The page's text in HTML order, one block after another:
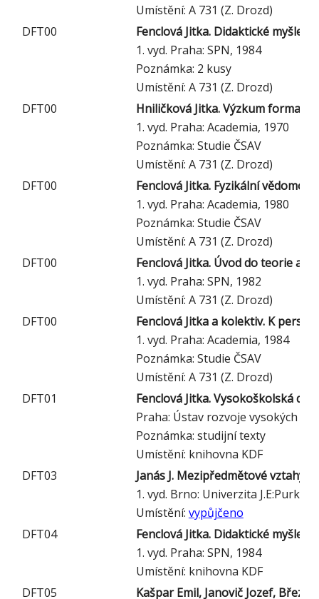
Umístění: A 731 (Z. Drozd)
DFT00
Fenclová Jitka. Didaktické
1. vyd. Praha: SPN, 1984
Poznámka: 2 kusy
Umístění: A 731 (Z. Drozd)
DFT00
Hniličková Jitka. Výzkum
1. vyd. Praha: Academia, 1970
Poznámka: Studie ČSAV
Umístění: A 731 (Z. Drozd)
DFT00
Fenclová Jitka. Fyzikální
1. vyd. Praha: Academia, 1980
Poznámka: Studie ČSAV
Umístění: A 731 (Z. Drozd)
DFT00
Fenclová Jitka. Úvod do teorie a
1. vyd. Praha: SPN, 1982
Umístění: A 731 (Z. Drozd)
DFT00
Fenclová Jitka a kolektiv. K
1. vyd. Praha: Academia, 1984
Poznámka: Studie ČSAV
Umístění: A 731 (Z. Drozd)
DFT01
Fenclová Jitka. Vysokoškolská
Praha: Ústav rozvoje vysokých
Poznámka: studijní texty
Umístění: knihovna KDF
DFT03
Janás J. Mezipředmětové vztahy
1. vyd. Brno: Univerzita
Umístění: vypůjčeno
DFT04
Fenclová Jitka. Didaktické
1. vyd. Praha: SPN, 1984
Umístění: knihovna KDF
DFT05
Kašpar Emil, Janovič Jozef,